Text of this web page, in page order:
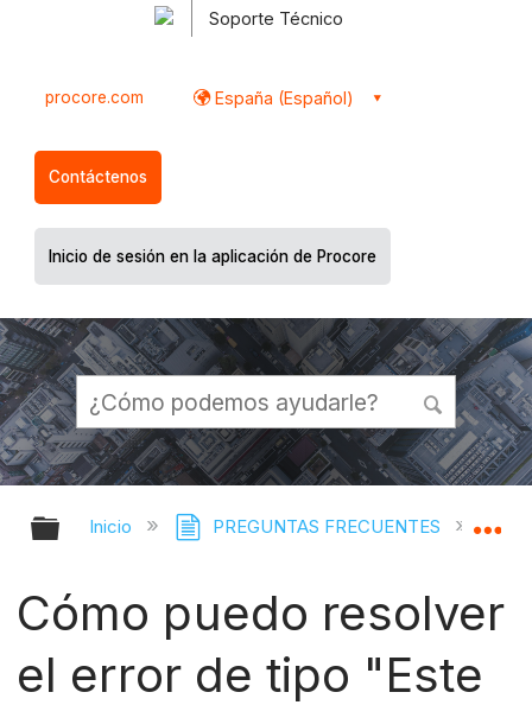
Soporte Técnico
procore.com España (Español)
Contáctenos
Inicio de sesión en la aplicación de Procore
Expandir/contraer jerarquía global
Inicio PREGUNTAS FRECUENTES
Cómo puedo resolver
el error de tipo "Este